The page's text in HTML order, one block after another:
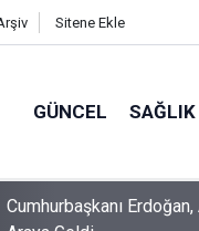
Sitene Ekle
GÜNCEL SAĞLIK
Araya Geldi
Ağustos Fuarı’nda